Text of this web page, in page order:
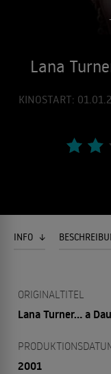
Lana
KINOSTART:
INFO
ORIGINALTITEL
Lana Turner... a
2001